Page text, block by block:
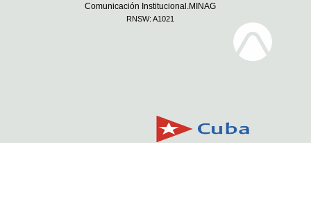
Comunicación Institucional.MINAG
RNSW: A1021